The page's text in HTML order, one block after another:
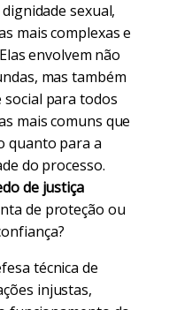
sexual,
mais complexas e
envolvem não
mas também
social para todos
mais comuns que
quanto para a
do processo.
de justiça
de proteção ou
técnica de
injustas,